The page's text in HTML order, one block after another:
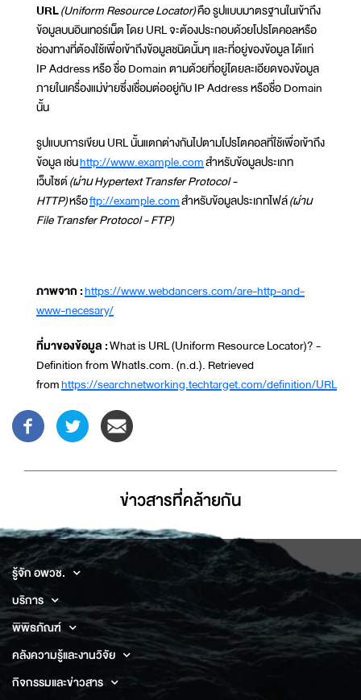
URL(Uniform Resource Locator)คือ รูปแบบมาตรฐานในเข้าถึง
ข้อมูลบนอินเทอร์เน็ต โดย URL จะต้องประกอบด้วยโปรโตคอลหรือ
ช่องทางที่ต้องใช้เพื่อเข้าถึงข้อมูลชนิดนั้นๆ และที่อยู่ของข้อมูล ได้แก่
IP Address หรือ ชื่อ Domain ตามด้วยที่อยู่โดยละเอียดของข้อมูล
ภายในเครื่องแม่ข่ายซึ่งเชื่อมต่ออยู่กับ IP Address หรือชื่อ Domain
นั้น
รูปแบบการเขียน URL นั้นแตกต่างกันไปตามโปรโตคอลที่ใช้เพื่อเข้าถึง
ข้อมูล เช่นhttp://www.example.comสำหรับข้อมูลประเภท
เว็บไซต์(ผ่าน Hypertext Transfer Protocol -
HTTP)หรือftp://example.comสำหรับข้อมูลประเภทไฟล์(ผ่าน
File Transfer Protocol - FTP)
ภาพจาก :https://www.webdancers.com/are-http-and-
www-necesary/
ที่มาของข้อมูล :What is URL (Uniform Resource Locator)? -
Definition from WhatIs.com. (n.d.). Retrieved
fromhttps://searchnetworking.techtarget.com/definition/URL
ข่าวสารที่่คล้ายกัน
รู้จัก อพวช.
บริการ
พิพิธภัณฑ์
คลังความรู้และงานวิจัย
กิจกรรมและข่าวสาร